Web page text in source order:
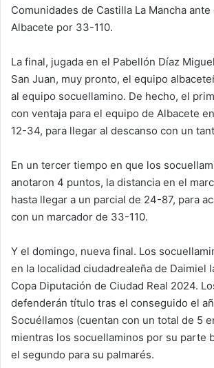
Comunidades de Castilla La Mancha
Albacete por 33-110.
La final, jugada en el Pabellón Díaz
San Juan, muy pronto, el equipo
al equipo socuellamino. De hecho, el
con ventaja para el equipo de Albacete
12-34, para llegar al descanso con un
En un tercer tiempo en que los
anotaron 4 puntos, la distancia en el
hasta llegar a un parcial de 24-87, para
con un marcador de 33-110.
Y el domingo, nueva final. Los
en la localidad ciudadrealeña de Daimiel
Copa Diputación de Ciudad Real 2024.
defenderán título tras el conseguido el
Socuéllamos (cuentan con un total de 5
mientras los socuellaminos por su parte
el segundo para su palmarés.